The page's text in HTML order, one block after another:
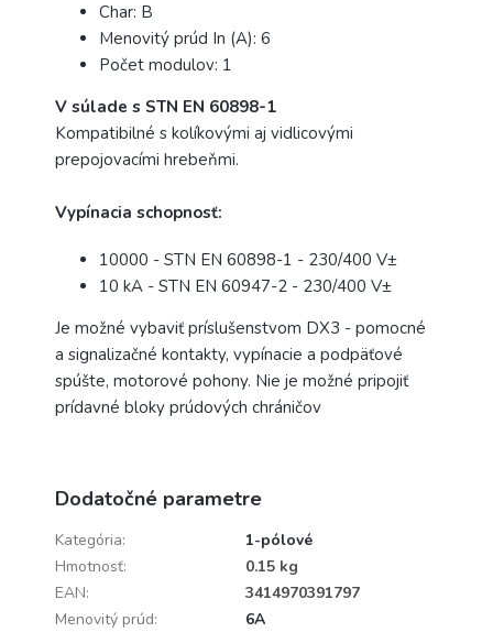
Char: B
Menovitý prúd In (A): 6
Počet modulov: 1
V súlade s STN EN 60898-1
Kompatibilné s kolíkovými aj vidlicovými
prepojovacími hrebeňmi.
Vypínacia schopnosť:
10000 - STN EN 60898-1 - 230/400 V±
10 kA - STN EN 60947-2 - 230/400 V±
Je možné vybaviť príslušenstvom DX3 - pomocné
a signalizačné kontakty, vypínacie a podpäťové
spúšte, motorové pohony. Nie je možné pripojiť
prídavné bloky prúdových chráničov
Dodatočné parametre
Kategória:
1-pólové
Hmotnosť:
0.15 kg
EAN:
3414970391797
Menovitý prúd:
6A